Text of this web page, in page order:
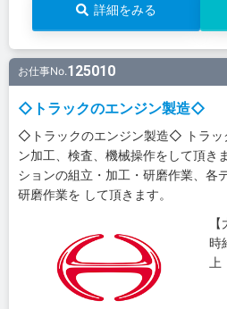
詳細をみる
お仕事No.125010
◇トラックのエンジン製造◇
◇トラックのエンジン製造◇ トラッ
ン加工、検査、機械操作をして頂き
ションの組立・加工・研磨作業、各
研磨作業を して頂きます。
時
上